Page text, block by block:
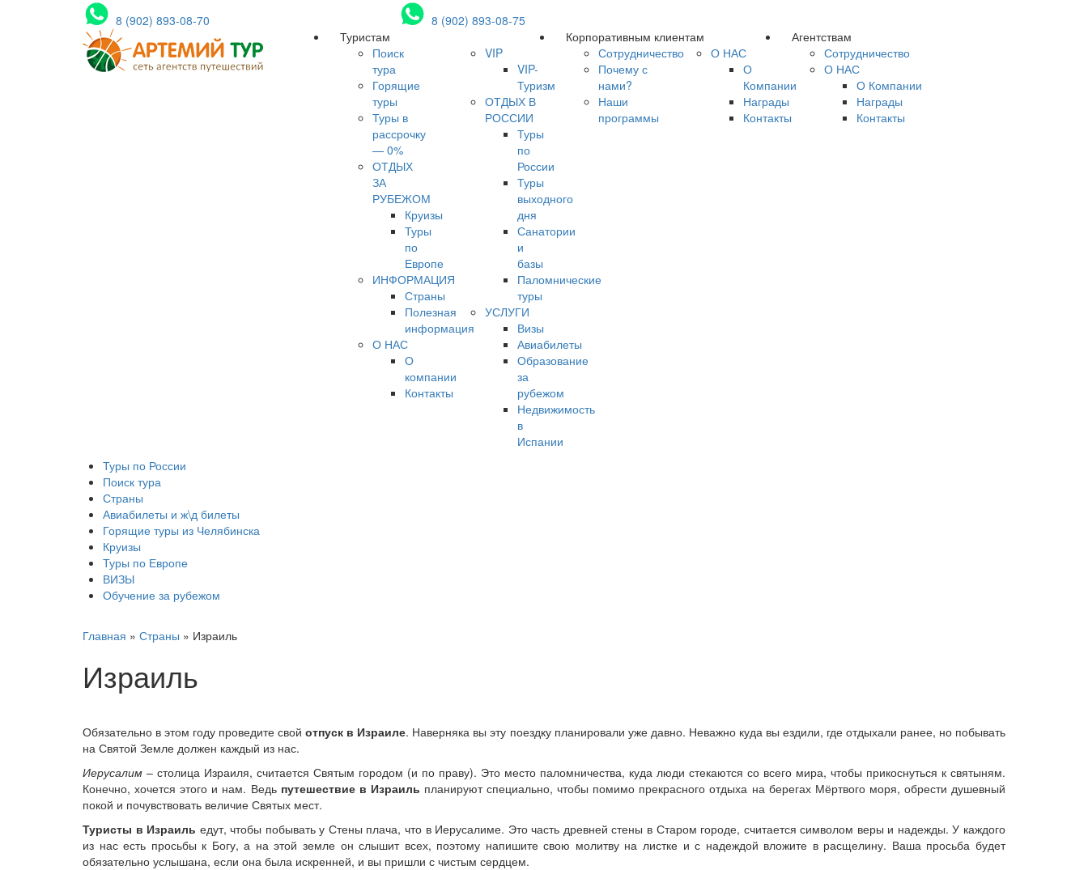
8 (902) 893-08-70
8 (902) 893-08-75
Туристам
Поиск
тура
Горящие
туры
Туры в
рассрочку
— 0%
ОТДЫХ
ЗА
РУБЕЖОМ
Круизы
Туры
по
Европе
ИНФОРМАЦИЯ
Страны
Полезная
информация
О НАС
О
компании
Контакты
VIP
VIP-
Туризм
ОТДЫХ В
РОССИИ
Туры
по
России
Туры
выходного
дня
Санатории
и
базы
Паломнические
туры
УСЛУГИ
Визы
Авиабилеты
Образование
за
рубежом
Недвижимость
в
Испании
Корпоративным клиентам
Сотрудничество
Почему с
нами?
Наши
программы
О НАС
О
Компании
Награды
Контакты
Агентствам
Сотрудничество
О НАС
О Компании
Награды
Контакты
Туры по России
Поиск тура
Страны
Авиабилеты и ж\д билеты
Горящие туры из Челябинска
Круизы
Туры по Европе
ВИЗЫ
Обучение за рубежом
Главная » Страны » Израиль
Израиль
Обязательно в этом году проведите свойотпуск в Израиле. Наверняка вы эту поездку планировали уже давно. Неважно куда вы ездили, где отдыхали ранее, но побывать
на Святой Земле должен каждый из нас.
Иерусалим – столица Израиля, считается Святым городом (и по праву). Это место паломничества, куда люди стекаются со всего мира, чтобы прикоснуться к святыням.
Конечно, хочется этого и нам. Ведь путешествие в Израиль планируют специально, чтобы помимо прекрасного отдыха на берегах Мёртвого моря, обрести душевный
покой и почувствовать величие Святых мест.
Туристы в Израиль едут, чтобы побывать у Стены плача, что в Иерусалиме. Это часть древней стены в Старом городе, считается символом веры и надежды. У каждого
из нас есть просьбы к Богу, а на этой земле он слышит всех, поэтому напишите свою молитву на листке и с надеждой вложите в расщелину. Ваша просьба будет
обязательно услышана, если она была искренней, и вы пришли с чистым сердцем.